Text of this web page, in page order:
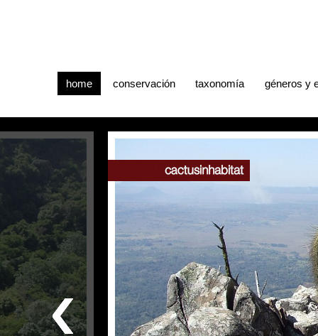
home conservación taxonomía géneros y